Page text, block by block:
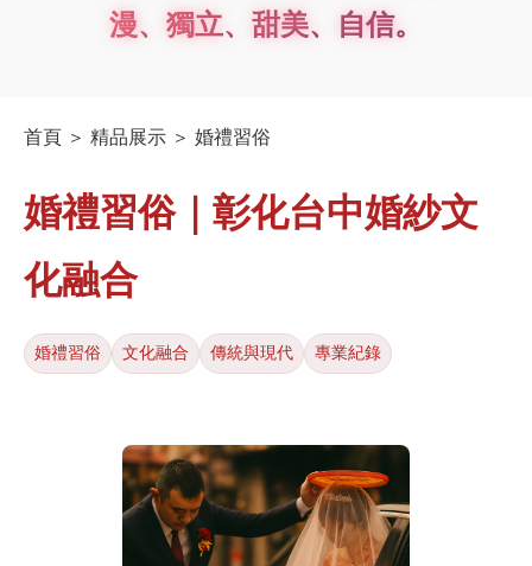
漫、獨立、甜美、自信。
首頁 ＞ 精品展示 ＞ 婚禮習俗
婚禮習俗｜彰化台中婚紗文
化融合
婚禮習俗 文化融合 傳統與現代 專業紀錄